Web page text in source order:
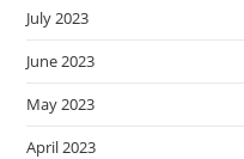
July 2023
June 2023
May 2023
April 2023